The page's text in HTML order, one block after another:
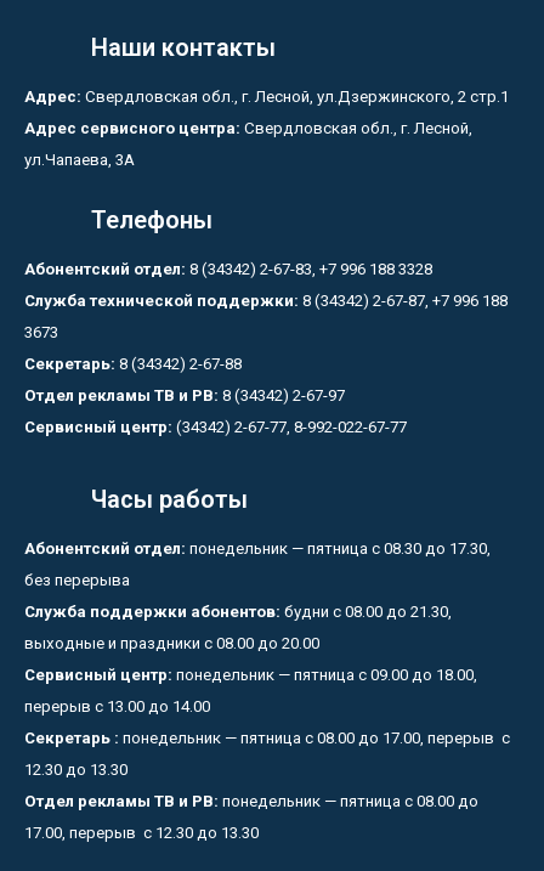
Наши контакты
Адрес: Свердловская обл., г. Лесной, ул.Дзержинского, 2 стр.1
Адрес сервисного центра: Свердловская обл., г. Лесной,
ул.Чапаева, 3А
Телефоны
Абонентский отдел: 8 (34342) 2-67-83, +7 996 188 3328
Служба технической поддержки: 8 (34342) 2-67-87, +7 996 188
3673
Секретарь: 8 (34342) 2-67-88
Отдел рекламы ТВ и РВ: 8 (34342) 2-67-97
Сервисный центр: (34342) 2-67-77, 8-992-022-67-77
Часы работы
Абонентский отдел: понедельник — пятница с 08.30 до 17.30,
без перерыва
Служба поддержки абонентов: будни с 08.00 до 21.30,
выходные и праздники с 08.00 до 20.00
Сервисный центр: понедельник — пятница с 09.00 до 18.00,
перерыв с 13.00 до 14.00
Секретарь : понедельник — пятница с 08.00 до 17.00, перерыв с
12.30 до 13.30
Отдел рекламы ТВ и РВ: понедельник — пятница с 08.00 до
17.00, перерыв с 12.30 до 13.30